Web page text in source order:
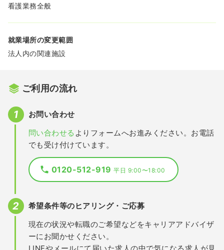
看護業務全般
就業場所の変更範囲
法人内の関連施設
ご利用の流れ
お問い合わせ
問い合わせる よりフォームへお進みください。お電話
でも受け付けています。
0120-512-919平日 9:00〜18:00
希望条件等のヒアリング・ご応募
現在の状況や転職のご希望などをキャリアアドバイザ
ーにお聞かせください。